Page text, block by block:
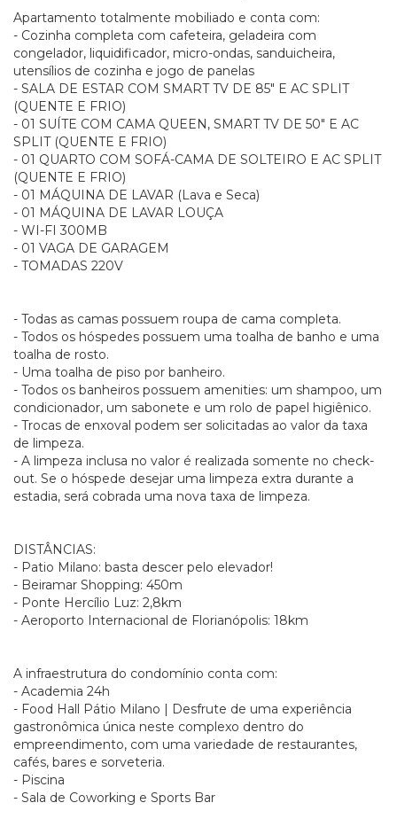
Apartamento totalmente mobiliado e conta com:
- Cozinha completa com cafeteira, geladeira com
congelador, liquidificador, micro-ondas, sanduicheira,
utensílios de cozinha e jogo de panelas
- SALA DE ESTAR COM SMART TV DE 85" E AC SPLIT
(QUENTE E FRIO)
- 01 SUÍTE COM CAMA QUEEN, SMART TV DE 50" E AC
SPLIT (QUENTE E FRIO)
- 01 QUARTO COM SOFÁ-CAMA DE SOLTEIRO E AC SPLIT
(QUENTE E FRIO)
- 01 MÁQUINA DE LAVAR (Lava e Seca)
- 01 MÁQUINA DE LAVAR LOUÇA
- WI-FI 300MB
- 01 VAGA DE GARAGEM
- TOMADAS 220V
- Todas as camas possuem roupa de cama completa.
- Todos os hóspedes possuem uma toalha de banho e uma
toalha de rosto.
- Uma toalha de piso por banheiro.
- Todos os banheiros possuem amenities: um shampoo, um
condicionador, um sabonete e um rolo de papel higiênico.
- Trocas de enxoval podem ser solicitadas ao valor da taxa
de limpeza.
- A limpeza inclusa no valor é realizada somente no check-
out. Se o hóspede desejar uma limpeza extra durante a
estadia, será cobrada uma nova taxa de limpeza.
DISTÂNCIAS:
- Patio Milano: basta descer pelo elevador!
- Beiramar Shopping: 450m
- Ponte Hercílio Luz: 2,8km
- Aeroporto Internacional de Florianópolis: 18km
A infraestrutura do condomínio conta com:
- Academia 24h
- Food Hall Pátio Milano | Desfrute de uma experiência
gastronômica única neste complexo dentro do
empreendimento, com uma variedade de restaurantes,
cafés, bares e sorveteria.
- Piscina
- Sala de Coworking e Sports Bar